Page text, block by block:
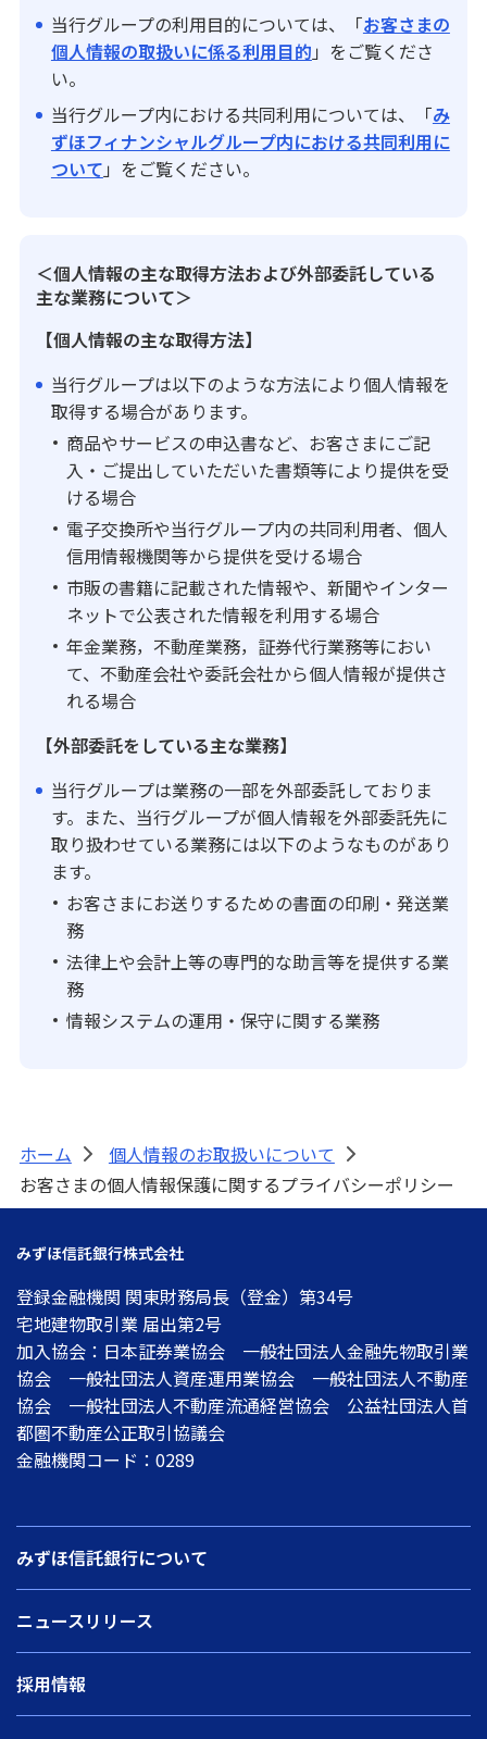
当行グループの利用目的については、「お客さまの
個人情報の取扱いに係る利用目的 」をご覧くださ
い。
当行グループ内における共同利用については、「み
ずほフィナンシャルグループ内における共同利用に
ついて 」をご覧ください。
＜個人情報の主な取得方法および外部委託している
主な業務について＞
【個人情報の主な取得方法】
当行グループは以下のような方法により個人情報を
取得する場合があります。
商品やサービスの申込書など、お客さまにご記
入・ご提出していただいた書類等により提供を受
ける場合
電子交換所や当行グループ内の共同利用者、個人
信用情報機関等から提供を受ける場合
市販の書籍に記載された情報や、新聞やインター
ネットで公表された情報を利用する場合
年金業務，不動産業務，証券代行業務等におい
て、不動産会社や委託会社から個人情報が提供さ
れる場合
【外部委託をしている主な業務】
当行グループは業務の一部を外部委託しておりま
す。また、当行グループが個人情報を外部委託先に
取り扱わせている業務には以下のようなものがあり
ます。
お客さまにお送りするための書面の印刷・発送業
務
法律上や会計上等の専門的な助言等を提供する業
務
情報システムの運用・保守に関する業務
ホーム > 個人情報のお取扱いについて
>
お客さまの個人情報保護に関するプライバシーポリシー
みずほ信託銀行株式会社
登録金融機関 関東財務局長（登金）第34号
宅地建物取引業 届出第2号
加入協会：日本証券業協会 一般社団法人金融先物取引業
協会 一般社団法人資産運用業協会 一般社団法人不動産
協会 一般社団法人不動産流通経営協会 公益社団法人首
都圏不動産公正取引協議会
金融機関コード：0289
みずほ信託銀行について
ニュースリリース
採用情報